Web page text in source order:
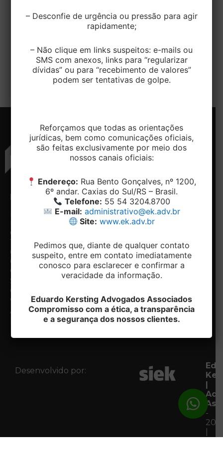
2027
A Receita Federal confirmou que o sistema de split
payment, mecanismo de recolhimento automático
de tributos, começará a ser implantado […]
ENDEREÇO
Gonçalves,
1200, 5º e
6º andar -
Centro.
Caxias do
Sul/RS
CEP:
95020-412
Acessar
CONTATO
Telefone:
+ 55 54-
Email:
contato@ek.adv.br
NAVEGAÇÃO
Home
Conheça
Escritório
Nossos
diferenciais
Especialidades
Notícias
Fale com
o DPO
REDES
SOCIAIS
|
-
Desenvolvido por:
– Desconfie de urgência ou pressão para agir
rapidamente;
– Não clique em links suspeitos: e-mails ou
SMS com anexos, links para “regularizar
dívidas” ou para “recebimento de valores”
podem ser tentativas de golpe.
Reforçamos que todas as orientações
jurídicas, bem como comunicações oficiais,
são feitas exclusivamente por meio dos
nossos canais oficiais:
Endereço: Rua Bento Gonçalves, nº 1200,
6º andar. Caxias do Sul/RS – Brasil.
Telefone: 55 54 3204.8700
E-mail: administrativo@ek.adv.br
Site: www.ek.adv.br
Pedimos que, diante de qualquer contato
suspeito, entre em contato imediatamente
conosco para esclarecer e confirmar a
veracidade da informação.
Eduardo Kersting Advogados Associados
Compromisso com a ética, a transparência
e a segurança dos nossos clientes.